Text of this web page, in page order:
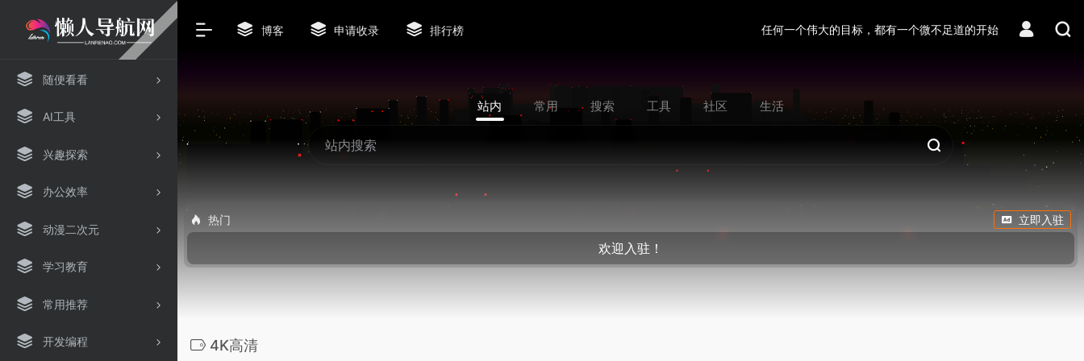
随便看看
AI工具
兴趣探索
办公效率
动漫二次元
学习教育
常用推荐
开发编程
博客 申请收录 排行榜 任何一个伟大的目标，都有一个微不足道的开始
站内 常用 搜索 工具 社区 生活
热门 立即入驻
欢迎入驻！
4K高清